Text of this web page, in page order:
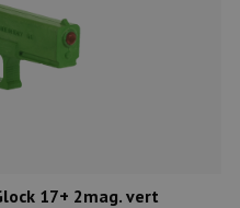
17+ 2mag. vert